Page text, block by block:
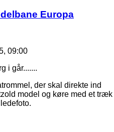
Europa
09:00
i går.......
der skal direkte ind
model og køre med et træk